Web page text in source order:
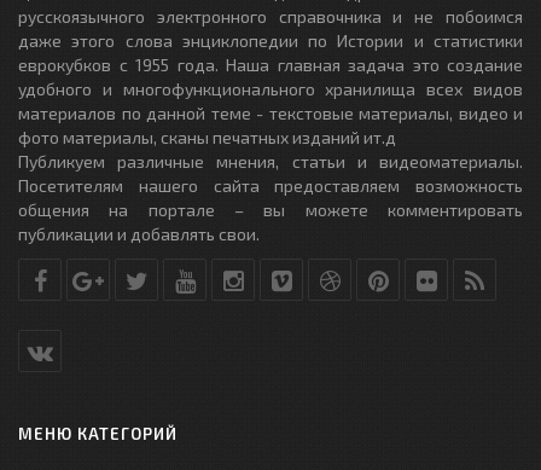
русскоязычного электронного справочника и не побоимся
даже этого слова энциклопедии по Истории и статистики
еврокубков с 1955 года. Наша главная задача это создание
удобного и многофункционального хранилища всех видов
материалов по данной теме - текстовые материалы, видео и
фото материалы, сканы печатных изданий ит.д
Публикуем различные мнения, статьи и видеоматериалы.
Посетителям нашего сайта предоставляем возможность
общения на портале – вы можете комментировать
публикации и добавлять свои.
МЕНЮ КАТЕГОРИЙ